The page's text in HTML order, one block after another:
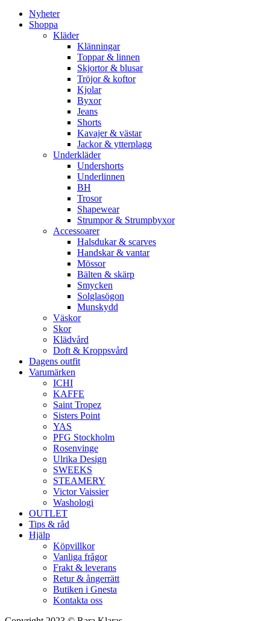
Nyheter
Shoppa
Kläder
Klänningar
Toppar & linnen
Skjortor & blusar
Tröjor & koftor
Kjolar
Byxor
Jeans
Shorts
Kavajer & västar
Jackor & ytterplagg
Underkläder
Undershorts
Underlinnen
BH
Trosor
Shapewear
Strumpor & Strumpbyxor
Accessoarer
Halsdukar & scarves
Handskar & vantar
Mössor
Bälten & skärp
Smycken
Solglasögon
Munskydd
Väskor
Skor
Klädvård
Doft & Kroppsvård
Dagens outfit
Varumärken
ICHI
KAFFE
Saint Tropez
Sisters Point
YAS
PFG Stockholm
Rosenvinge
Ulrika Design
SWEEKS
STEAMERY
Victor Vaissier
Washologi
OUTLET
Tips & råd
Hjälp
Köpvillkor
Vanliga frågor
Frakt & leverans
Retur & ångerrätt
Butiken i Gnesta
Kontakta oss